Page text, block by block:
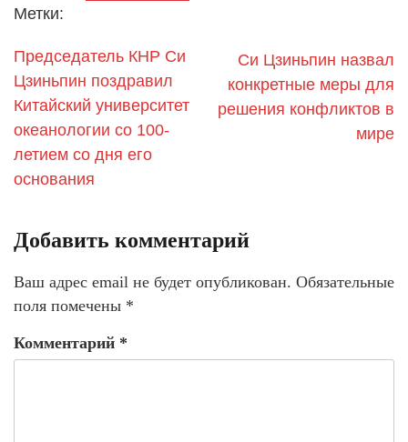
Метки:
Председатель КНР Си
Цзиньпин поздравил
Китайский университет
океанологии со 100-
летием со дня его
основания
Си Цзиньпин назвал
конкретные меры для
решения конфликтов в
мире
Добавить комментарий
Ваш адрес email не будет опубликован. Обязательные
поля помечены *
Комментарий *